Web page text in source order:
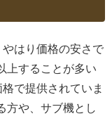
はり価格の安さで
上することが多い
で提供されていま
方や、サブ機とし